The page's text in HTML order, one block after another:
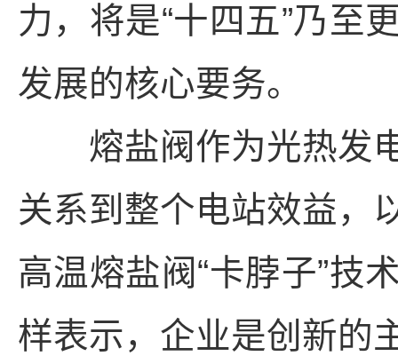
力，将是“十四五”乃至
发展的核心要务。
熔盐阀作为光热发电
关系到整个电站效益，
高温熔盐阀“卡脖子”技
样表示，企业是创新的